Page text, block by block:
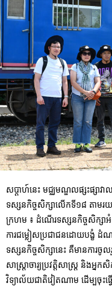
សប្តាហ៍នេះ មជ្ឈមណ្ឌលផ្សះផ្សាវ
ទស្សនកិច្ចសិក្សាលើកទី១៨ តាមរយៈ
ក្រហម ៖ ដំណើរទស្សនកិច្ចសិក្ស
ការជម្លៀសប្រជាជនដោយបង្ខំ ដំ
ទស្សនកិច្ចសិក្សានេះ គឺមានការចូល
សាស្រ្តាចារ្យប្រវត្តិសាស្រ្ត និងអ្
វិទ្យាល័យជាតិវៀតណាម ដើម្បចុះធ្វើ